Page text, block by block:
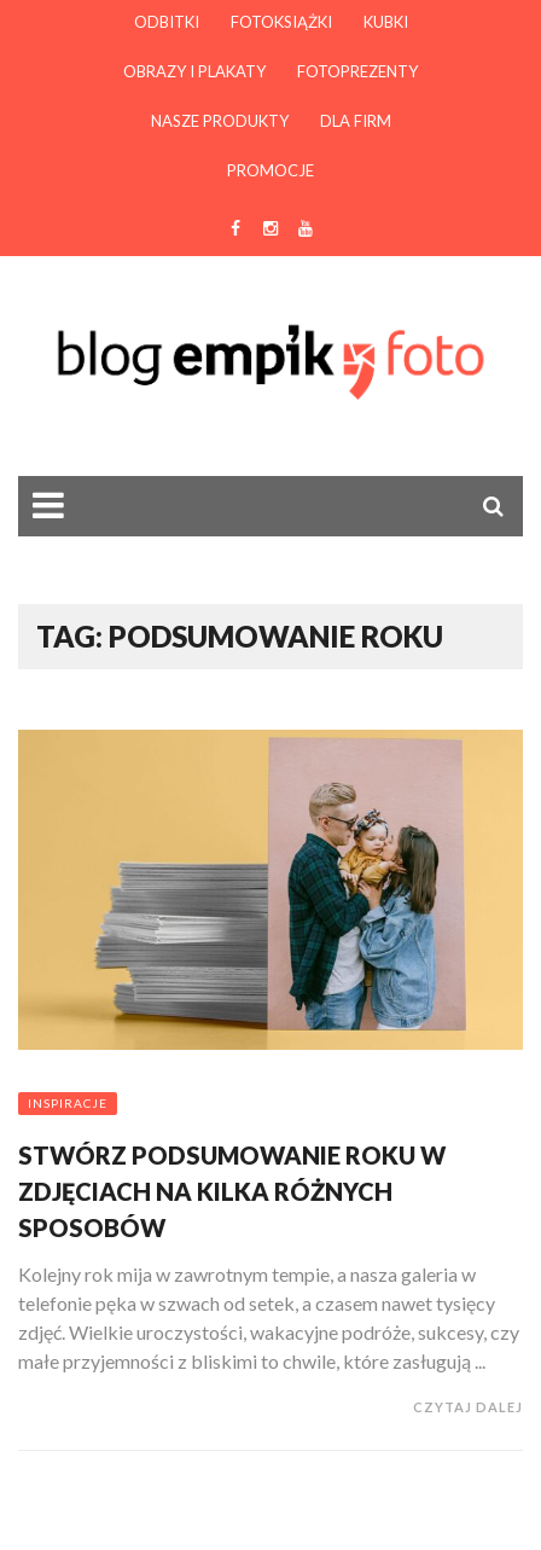
ODBITKI FOTOKSIĄŻKI KUBKI
OBRAZY I PLAKATY FOTOPREZENTY
NASZE PRODUKTY DLA FIRM
PROMOCJE
TAG: PODSUMOWANIE ROKU
INSPIRACJE
STWÓRZ PODSUMOWANIE ROKU W
ZDJĘCIACH NA KILKA RÓŻNYCH
SPOSOBÓW
Kolejny rok mija w zawrotnym tempie, a nasza galeria w
telefonie pęka w szwach od setek, a czasem nawet tysięcy
zdjęć. Wielkie uroczystości, wakacyjne podróże, sukcesy, czy
małe przyjemności z bliskimi to chwile, które zasługują ...
CZYTAJ DALEJ